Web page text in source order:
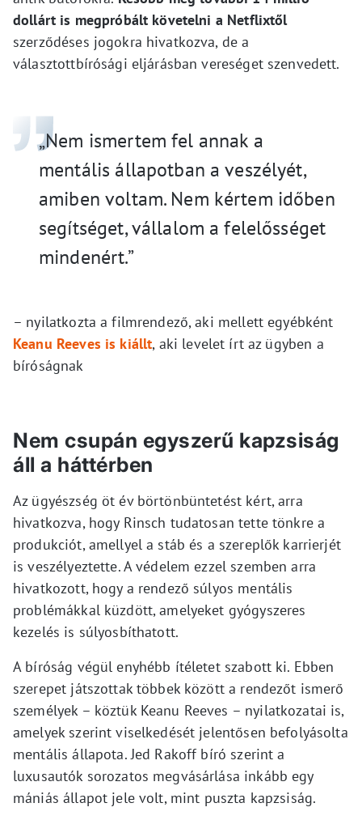
dollárt is megpróbált követelni a Netflixtől
szerződéses jogokra hivatkozva, de a
választottbírósági eljárásban vereséget szenvedett.
„Nem ismertem fel annak a
mentális állapotban a veszélyét,
amiben voltam. Nem kértem időben
segítséget, vállalom a felelősséget
mindenért.”
– nyilatkozta a filmrendező, aki mellett egyébként
Keanu Reeves is kiállt, aki levelet írt az ügyben a
bíróságnak
Nem csupán egyszerű kapzsiság
áll a háttérben
Az ügyészség öt év börtönbüntetést kért, arra
hivatkozva, hogy Rinsch tudatosan tette tönkre a
produkciót, amellyel a stáb és a szereplők karrierjét
is veszélyeztette. A védelem ezzel szemben arra
hivatkozott, hogy a rendező súlyos mentális
problémákkal küzdött, amelyeket gyógyszeres
kezelés is súlyosbíthatott.
A bíróság végül enyhébb ítéletet szabott ki. Ebben
szerepet játszottak többek között a rendezőt ismerő
személyek – köztük Keanu Reeves – nyilatkozatai is,
amelyek szerint viselkedését jelentősen befolyásolta
mentális állapota. Jed Rakoff bíró szerint a
luxusautók sorozatos megvásárlása inkább egy
mániás állapot jele volt, mint puszta kapzsiság.